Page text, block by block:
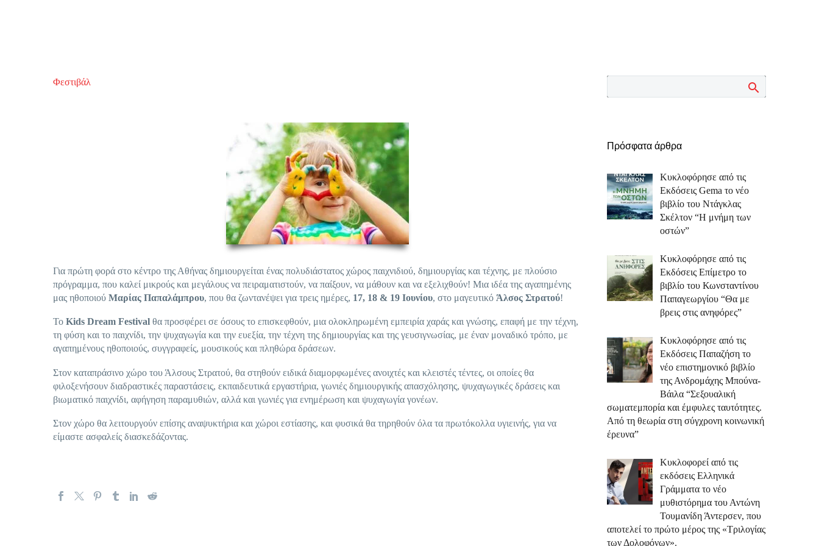
Φεστιβάλ
Για πρώτη φορά στο κέντρο της Αθήνας δημιουργείται ένας πολυδιάστατος χώρος παιχνιδιού, δημιουργίας και τέχνης, με πλούσιο
πρόγραμμα, που καλεί μικρούς και μεγάλους να πειραματιστούν, να παίξουν, να μάθουν και να εξελιχθούν! Μια ιδέα της αγαπημένης
μας ηθοποιού Μαρίας Παπαλάμπρου, που θα ζωντανέψει για τρεις ημέρες, 17, 18 & 19 Ιουνίου, στο μαγευτικό Άλσος Στρατού!
Το Kids Dream Festival θα προσφέρει σε όσους το επισκεφθούν, μια ολοκληρωμένη εμπειρία χαράς και γνώσης, επαφή με την τέχνη,
τη φύση και το παιχνίδι, την ψυχαγωγία και την ευεξία, την τέχνη της δημιουργίας και της γευσιγνωσίας, με έναν μοναδικό τρόπο, με
αγαπημένους ηθοποιούς, συγγραφείς, μουσικούς και πληθώρα δράσεων.
Στον καταπράσινο χώρο του Άλσους Στρατού, θα στηθούν ειδικά διαμορφωμένες ανοιχτές και κλειστές τέντες, οι οποίες θα
φιλοξενήσουν διαδραστικές παραστάσεις, εκπαιδευτικά εργαστήρια, γωνιές δημιουργικής απασχόλησης, ψυχαγωγικές δράσεις και
βιωματικό παιχνίδι, αφήγηση παραμυθιών, αλλά και γωνιές για ενημέρωση και ψυχαγωγία γονέων.
Στον χώρο θα λειτουργούν επίσης αναψυκτήρια και χώροι εστίασης, και φυσικά θα τηρηθούν όλα τα πρωτόκολλα υγιεινής, για να
είμαστε ασφαλείς διασκεδάζοντας.
Πρόσφατα άρθρα
Κυκλοφόρησε από τις
Εκδόσεις Gema το νέο
βιβλίο του Ντάγκλας
Σκέλτον “Η μνήμη των
οστών”
Κυκλοφόρησε από τις
Εκδόσεις Επίμετρο το
βιβλίο του Κωνσταντίνου
Παπαγεωργίου “Θα με
βρεις στις ανηφόρες”
Κυκλοφόρησε από τις
Εκδόσεις Παπαζήση το
νέο επιστημονικό βιβλίο
της Ανδρομάχης Μπούνα-
Βάιλα “Σεξουαλική
σωματεμπορία και έμφυλες ταυτότητες.
Από τη θεωρία στη σύγχρονη κοινωνική
έρευνα”
Κυκλοφορεί από τις
εκδόσεις Ελληνικά
Γράμματα το νέο
μυθιστόρημα του Αντώνη
Τουμανίδη Άντερσεν, που
αποτελεί το πρώτο μέρος της «Τριλογίας
των Δολοφόνων».